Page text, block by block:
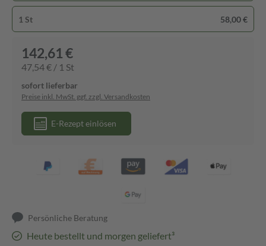
1 St 58,00 €
142,61 €
47,54 € / 1 St
sofort lieferbar
Preise inkl. MwSt. ggf. zzgl. Versandkosten
E-Rezept einlösen
Persönliche Beratung
Heute bestellt und morgen geliefert³